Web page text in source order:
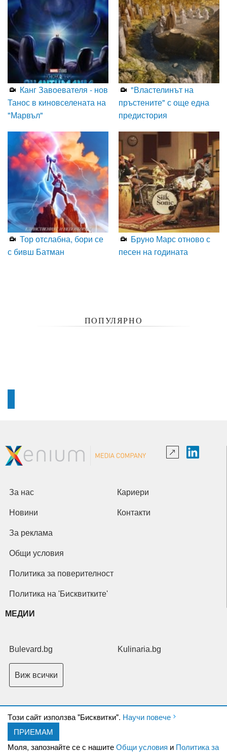
Канг Завоевателя - нов
Танос в киновселената на
"Марвъл"
"Властелинът на
пръстените" с още една
предистория
Тор отслабна, бори се
с бивш Батман
Бруно Марс отново с
песен на годината
ПОПУЛЯРНО
Tози сайт използва "Бисквитки". Научи повече
ПРИЕМАМ
Моля, запознайте се с нашитеОбщи условия и Политика за
За нас Кариери
Новини Контакти
За реклама
Общи условия
Политика за поверителност
Политика на 'Бисквитките'
МЕДИИ
Bulevard.bg Kulinaria.bg
Виж всички
Copyright © 2026 Ксениум ООД. Всички права запазени.
XeniumCompany.com